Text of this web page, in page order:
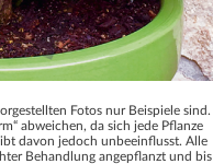
Fotos nur Beispiele sind.
abweichen, da sich jede Pflanze
davon jedoch unbeeinflusst. Alle
Behandlung angepflanzt und bis